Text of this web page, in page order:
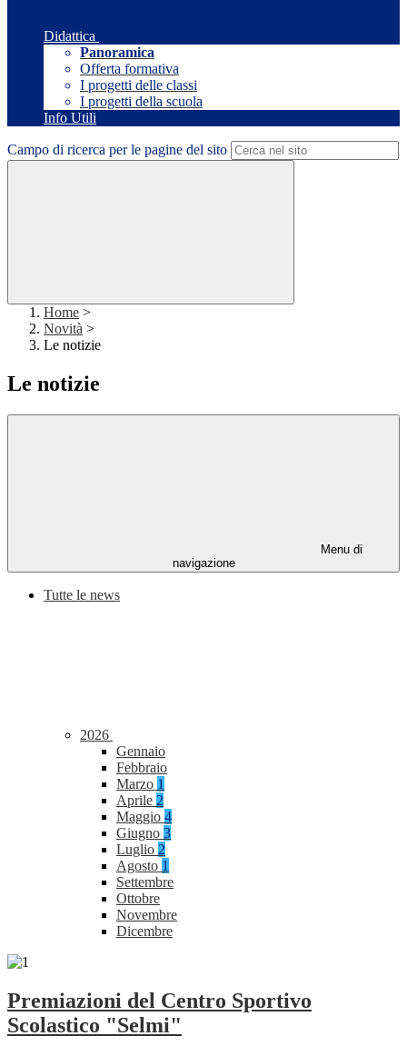
Didattica
Panoramica
Offerta formativa
I progetti delle classi
I progetti della scuola
Info Utili
Campo di ricerca per le pagine del sito
Home >
Novità >
Le notizie
Le notizie
Menu di
navigazione
Tutte le news
2026
Gennaio
Febbraio
Marzo 1
Aprile 2
Maggio 4
Giugno 3
Luglio 2
Agosto 1
Settembre
Ottobre
Novembre
Dicembre
Premiazioni del Centro Sportivo
Scolastico "Selmi"